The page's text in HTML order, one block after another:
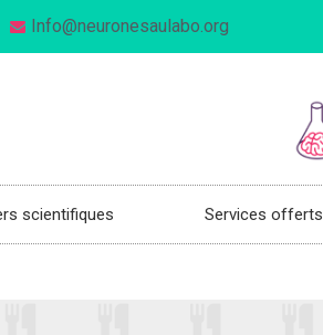
Info@neuronesaulabo.org
scientifiques Services offerts